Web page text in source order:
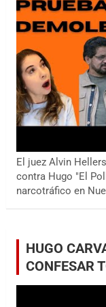
El juez Alvin
contra Hugo "El
narcotráfico en
HUGO
CONFESAR